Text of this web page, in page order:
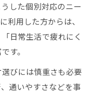
ピラティスを徹底
格美への近道
シンピラティス
ライフに溶け込む
した個別対応のニー
利用した方からは、
日常生活で疲れにく
す。
びには慎重さも必要
通いやすさなどを事